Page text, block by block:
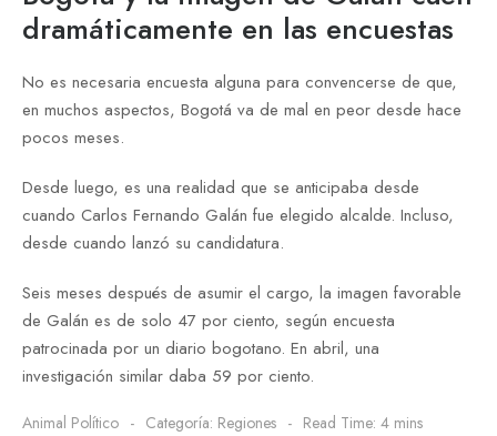
dramáticamente en las encuestas
No es necesaria encuesta alguna para convencerse de que,
en muchos aspectos, Bogotá va de mal en peor desde hace
pocos meses.
Desde luego, es una realidad que se anticipaba desde
cuando Carlos Fernando Galán fue elegido alcalde. Incluso,
desde cuando lanzó su candidatura.
Seis meses después de asumir el cargo, la imagen favorable
de Galán es de solo 47 por ciento, según encuesta
patrocinada por un diario bogotano. En abril, una
investigación similar daba 59 por ciento.
Animal Político Categoría: Regiones
Read Time: 4 mins